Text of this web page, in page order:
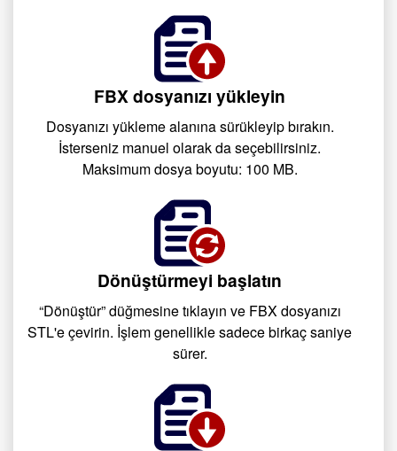
FBX dosyanızı yükleyin
Dosyanızı yükleme alanına sürükleyip bırakın.
İsterseniz manuel olarak da seçebilirsiniz.
Maksimum dosya boyutu: 100 MB.
Dönüştürmeyi başlatın
“Dönüştür” düğmesine tıklayın ve FBX dosyanızı
STL'e çevirin. İşlem genellikle sadece birkaç saniye
sürer.